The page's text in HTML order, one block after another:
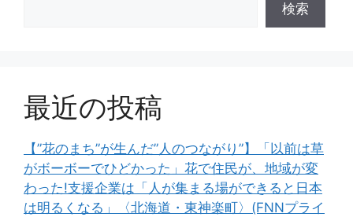
検索
最近の投稿
【”花のまち”が生んだ”人のつながり”】「以前は草
がボーボーでひどかった」花で住民が、地域が変
わった!支援企業は「人が集まる場ができると日本
は明るくなる」〈北海道・東神楽町〉(FNNプライ